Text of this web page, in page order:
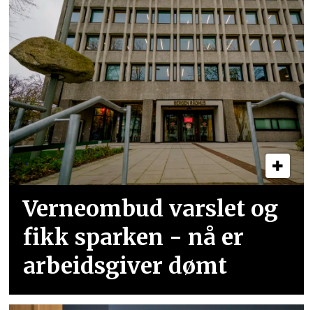
Verneombud varslet og
fikk sparken - nå er
arbeidsgiver dømt